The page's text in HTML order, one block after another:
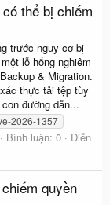
thể bị chiếm
trước nguy cơ bị
lỗ hổng nghiêm
& Migration.
thực tải tệp tùy
đường dẫn...
2026-1357
Bình luận: 0
Diễn
quyền